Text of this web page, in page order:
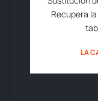
Recupera
LA